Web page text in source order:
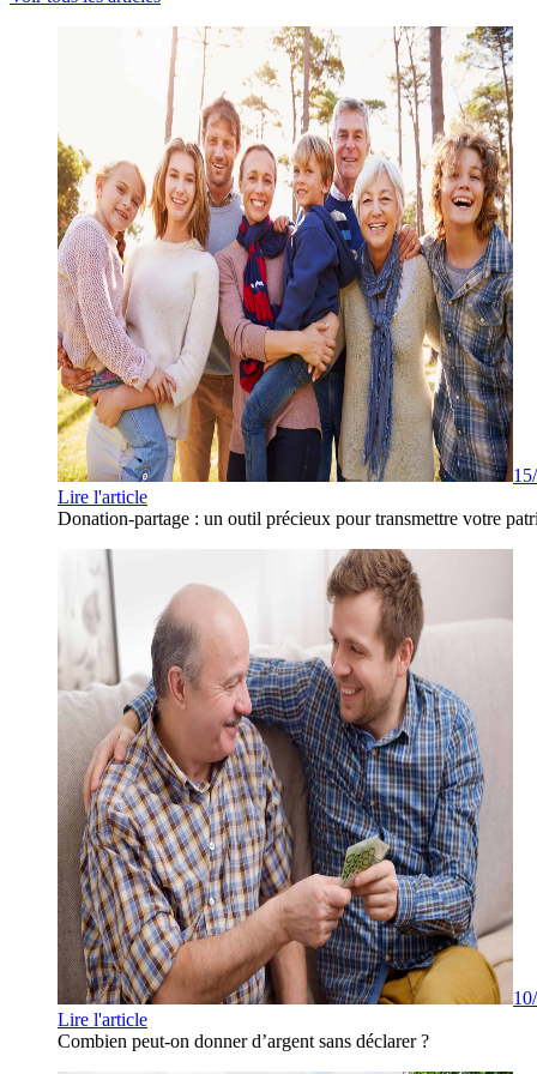
Lire l'article
Donation-partage : un outil précieux pour transmettre votre
Lire l'article
Combien peut-on donner d’argent sans déclarer ?